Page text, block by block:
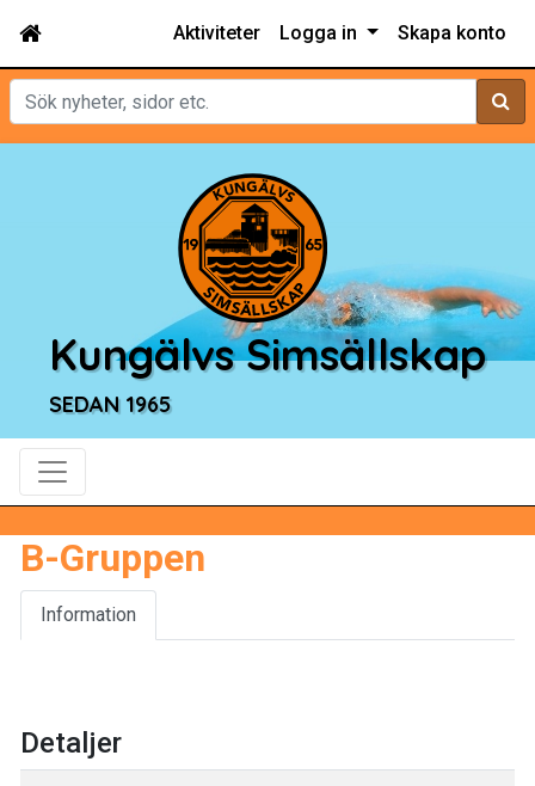
Aktiviteter Logga in Skapa konto
Sök
Kungälvs Simsällskap
SEDAN 1965
B-Gruppen
Information
Detaljer